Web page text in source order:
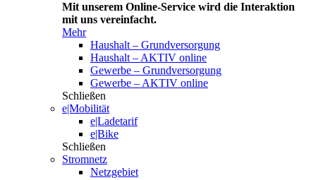
Mit unserem Online-Service wird die Interaktion
mit uns vereinfacht.
Mehr
Haushalt – Grundversorgung
Haushalt – AKTIV online
Gewerbe – Grundversorgung
Gewerbe – AKTIV online
Schließen
e|Mobilität
e|Ladetarif
e|Bike
Schließen
Stromnetz
Netzgebiet